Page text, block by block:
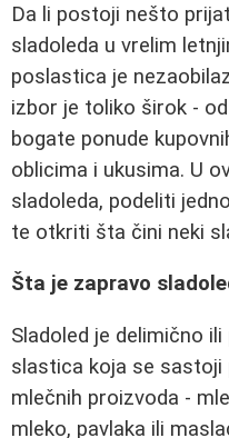
Da li postoji nešto
sladoleda u vrelim
poslastica je
izbor je toliko širok -
bogate ponude
oblicima i ukusima. U
sladoleda, podeliti
te otkriti šta čini neki
Šta je zapravo
Sladoled je delimično
slastica koja se sastoji
mlečnih proizvoda -
mleko, pavlaka ili